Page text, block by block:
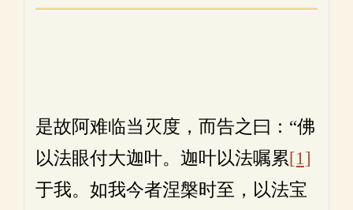
是故阿难临当灭度，而告之曰：“佛
以法眼付大迦叶。迦叶以法嘱累[1]
于我。如我今者涅槃时至，以法宝